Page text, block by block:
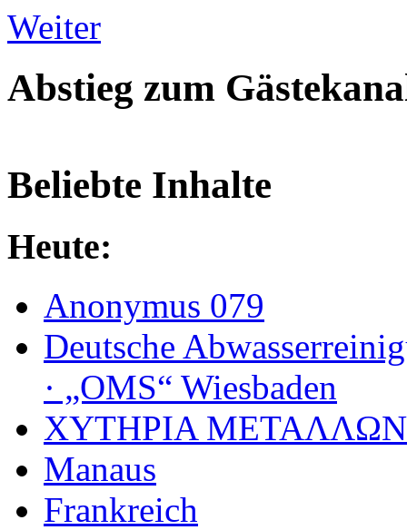
Weiter
Abstieg zum
Beliebte Inhalte
Heute:
Anonymus 079
Deutsche
· „OMS“ Wiesbaden
ΧΥΤΗΡΙΑ МΕΤΑΛΛΩΝ
Manaus
Frankreich